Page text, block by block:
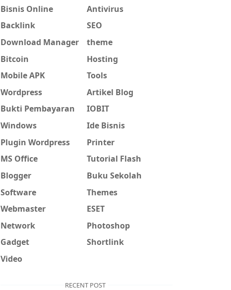
Bisnis Online
Antivirus
Backlink
SEO
Download Manager
theme
Bitcoin
Hosting
Mobile APK
Tools
Wordpress
Artikel Blog
Bukti Pembayaran
IOBIT
Windows
Ide Bisnis
Plugin Wordpress
Printer
MS Office
Tutorial Flash
Blogger
Buku Sekolah
Software
Themes
Webmaster
ESET
Network
Photoshop
Gadget
Shortlink
Video
RECENT POST